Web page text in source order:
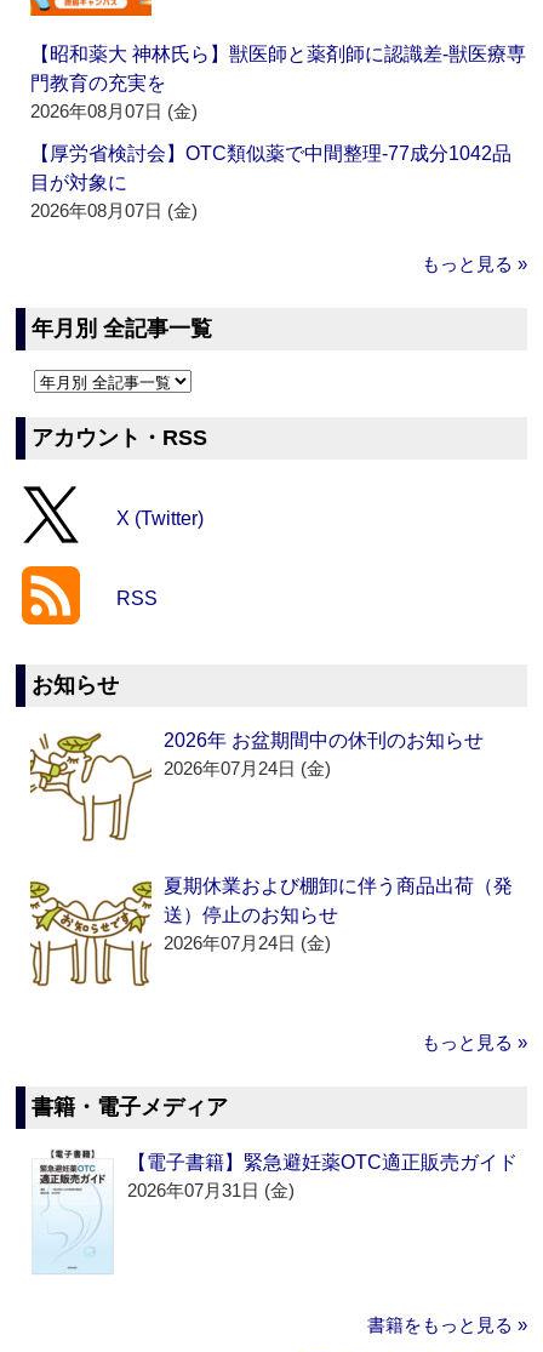
【昭和薬大 神林氏ら】獣医師と薬剤師に認識差‐獣医療専
門教育の充実を
2026年08月07日 (金)
【厚労省検討会】OTC類似薬で中間整理‐77成分1042品
目が対象に
2026年08月07日 (金)
もっと見る »
年月別 全記事一覧
アカウント・RSS
X (Twitter)
RSS
お知らせ
2026年 お盆期間中の休刊のお知らせ
2026年07月24日 (金)
夏期休業および棚卸に伴う商品出荷（発
送）停止のお知らせ
2026年07月24日 (金)
もっと見る »
書籍・電子メディア
【電子書籍】緊急避妊薬OTC適正販売ガイド
2026年07月31日 (金)
書籍をもっと見る »